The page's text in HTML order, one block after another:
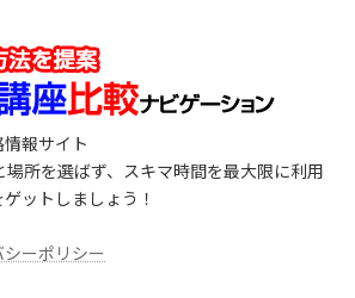
報サイト
所を選ばず、スキマ時間を最大限に利用
ットしましょう！
ーポリシー